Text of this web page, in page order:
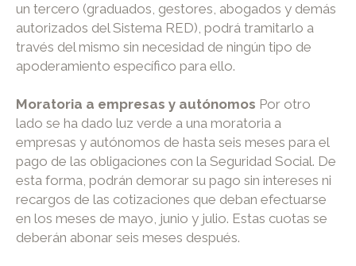
un tercero (graduados, gestores, abogados y demás
autorizados del Sistema RED), podrá tramitarlo a
través del mismo sin necesidad de ningún tipo de
apoderamiento específico para ello.
Moratoria a empresas y autónomos Por otro
lado se ha dado luz verde a una moratoria a
empresas y autónomos de hasta seis meses para el
pago de las obligaciones con la Seguridad Social. De
esta forma, podrán demorar su pago sin intereses ni
recargos de las cotizaciones que deban efectuarse
en los meses de mayo, junio y julio. Estas cuotas se
deberán abonar seis meses después.